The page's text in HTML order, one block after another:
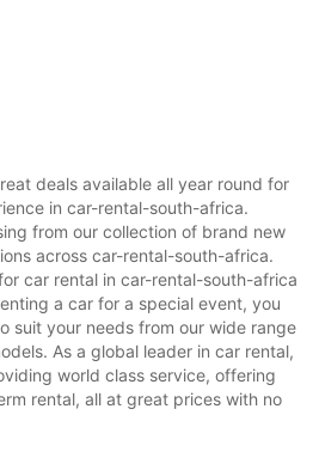
deals available all year round for
in car-rental-south-africa.
from our collection of brand new
across car-rental-south-africa.
car rental in car-rental-south-africa
a car for a special event, you
suit your needs from our wide range
As a global leader in car rental,
world class service, offering
rental, all at great prices with no